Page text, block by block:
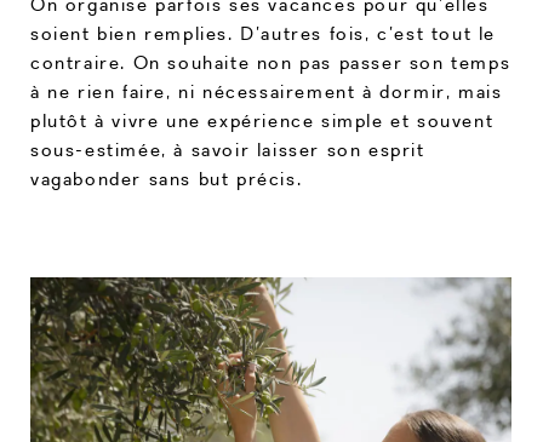
On organise parfois ses vacances pour qu’elles
soient bien remplies. D’autres fois, c’est tout le
contraire. On souhaite non pas passer son temps
à ne rien faire, ni nécessairement à dormir, mais
plutôt à vivre une expérience simple et souvent
sous-estimée, à savoir laisser son esprit
vagabonder sans but précis.